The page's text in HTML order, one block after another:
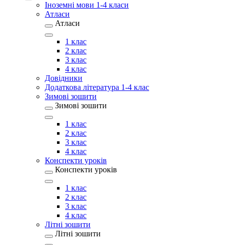
Іноземні мови 1-4 класи
Атласи
Атласи
1 клас
2 клас
3 клас
4 клас
Довідники
Додаткова література 1-4 клас
Зимові зошити
Зимові зошити
1 клас
2 клас
3 клас
4 клас
Конспекти уроків
Конспекти уроків
1 клас
2 клас
3 клас
4 клас
Літні зошити
Літні зошити